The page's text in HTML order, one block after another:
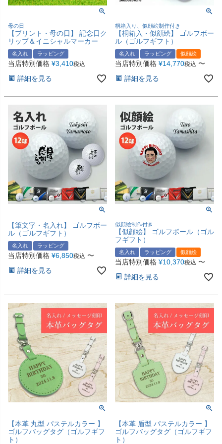
母の日
【プリント・母の日】 記念日ク
リップ＆イニシャルマーカー
名入れ ラッピング
当店特別価格 ¥3,410税込
詳細を見る
桐箱入り、似顔絵制作付き
【桐箱入・似顔絵】 ゴルフボー
ル（ゴルフギフト）
名入れ ラッピング 似顔絵
当店特別価格 ¥14,770税込 〜
詳細を見る
【筆文字・名入れ】 ゴルフボー
ル（ゴルフギフト）
名入れ ラッピング
当店特別価格 ¥6,850税込 〜
詳細を見る
似顔絵制作付き
【似顔絵】 ゴルフボール（ゴル
フギフト）
名入れ ラッピング 似顔絵
当店特別価格 ¥10,370税込 〜
詳細を見る
【本革 丸型 パステルカラー 】
ゴルフバッグタグ（ゴルフギフ
ト）
【本革 盾型 パステルカラー 】
ゴルフバッグタグ（ゴルフギフ
ト）